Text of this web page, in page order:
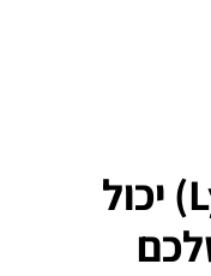
כך ליריקה (Lyrica) יכול